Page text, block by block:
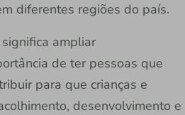
diferentes regiões do país.
ampliar
de ter pessoas que
para que crianças e
desenvolvimento e